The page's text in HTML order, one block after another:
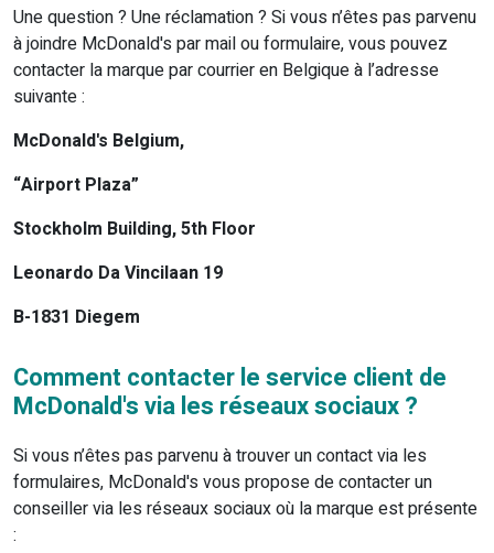
Une question ? Une réclamation ? Si vous n’êtes pas parvenu
à joindre McDonald's par mail ou formulaire, vous pouvez
contacter la marque par courrier en Belgique à l’adresse
suivante :
McDonald's Belgium,
“Airport Plaza”
Stockholm Building, 5th Floor
Leonardo Da Vincilaan 19
B-1831 Diegem
Comment contacter le service client de
McDonald's via les réseaux sociaux ?
Si vous n’êtes pas parvenu à trouver un contact via les
formulaires, McDonald's vous propose de contacter un
conseiller via les réseaux sociaux où la marque est présente
: